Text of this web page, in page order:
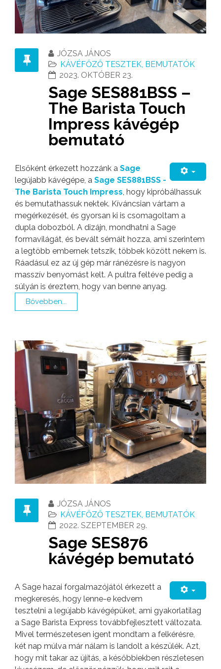
JÓZSA JÁNOS
KÁVÉFŐZŐ TESZTEK, BEMUTATÓK
2023. OKTÓBER 23.
Sage SES881BSS –
The Barista Touch
Impress kávégép
bemutató
Elsőként érkezett hozzánk a Sage
legújabb kávégépe, a Sage SES881BSS -
The Barista Touch Impress, hogy kipróbálhassuk
és bemutathassuk nektek. Kíváncsian vártam a
megérkezését, és gyorsan ki is csomagoltam a
dupla dobozból. A dizájn, mondhatni a Sage
formavilágát, és bevált sémáit hozza, ami szerintem
a legtöbb embernek tetszik, többek között nekem is.
Ráadásul ez az új gép már ránézésre is nagyon
masszív benyomást kelt. A pultra feltéve pedig a
súlyán is éreztem, hogy van benne anyag.
Bővebben...
JÓZSA JÁNOS
KÁVÉFŐZŐ TESZTEK, BEMUTATÓK
2022. SZEPTEMBER 29.
Sage SES876
kávégép bemutató
A Sage hazai forgalmazójától érkezett a
megkeresés, hogy lenne-e kedvem
tesztelni a legújabb kávégépüket, ami gyakorlatilag
a Sage Barista Express továbbfejlesztett változata.
Mivel természetesen igent mondtam a felkérésre,
két nap múlva már nálam is landolt a készülék. Azt,
hogy mit takar az újítás, a későbbiekben részletesen